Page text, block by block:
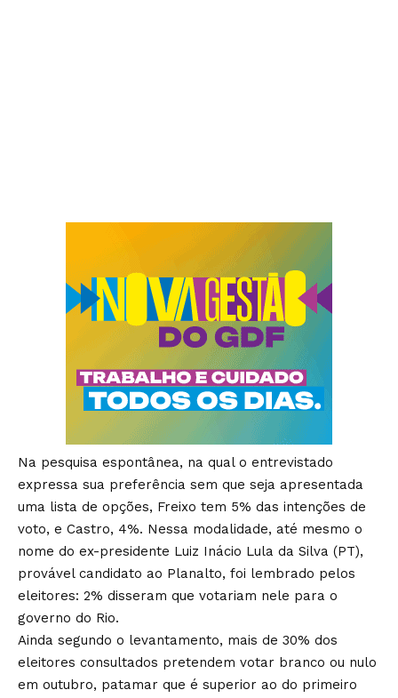
Na pesquisa espontânea, na qual o entrevistado
expressa sua preferência sem que seja apresentada
uma lista de opções, Freixo tem 5% das intenções de
voto, e Castro, 4%. Nessa modalidade, até mesmo o
nome do ex-presidente Luiz Inácio Lula da Silva (PT),
provável candidato ao Planalto, foi lembrado pelos
eleitores: 2% disseram que votariam nele para o
governo do Rio.
Ainda segundo o levantamento, mais de 30% dos
eleitores consultados pretendem votar branco ou nulo
em outubro, patamar que é superior ao do primeiro